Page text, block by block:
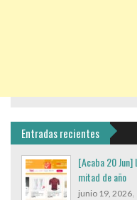
Entradas recientes
[Acaba 20 Jun]
mitad de año
junio 19, 2026,